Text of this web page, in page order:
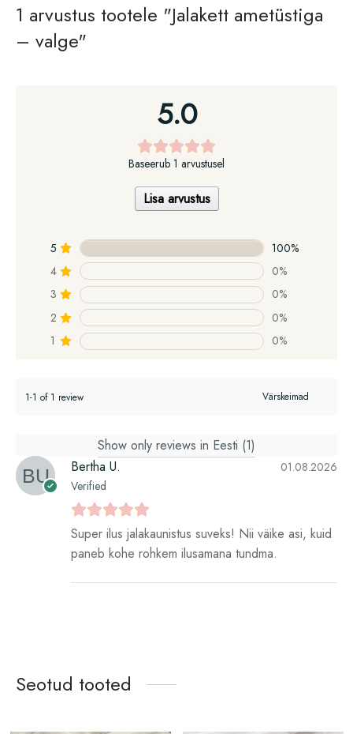
1 arvustus tootele Jalakett ametüstiga
– valge
5.0
Baseerub 1 arvustusel
Lisa arvustus
5
100%
4
0%
3
0%
2
0%
1
0%
1-1 of 1 review
Show only reviews in Eesti (1)
Bertha U.
Verified
01.08.2026
Super ilus jalakaunistus suveks! Nii väike asi, kuid
paneb kohe rohkem ilusamana tundma.
Seotud tooted